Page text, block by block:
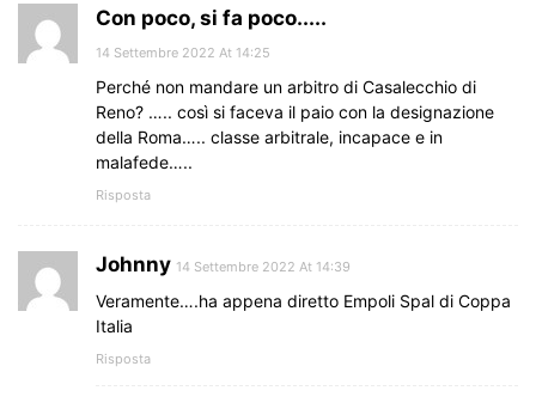
Con poco, si fa poco.....
14 Settembre 2022 At 14:25
Perché non mandare un arbitro di Casalecchio di
Reno? ….. così si faceva il paio con la designazione
della Roma….. classe arbitrale, incapace e in
malafede…..
Risposta
Johnny 14 Settembre 2022 At 14:39
Veramente….ha appena diretto Empoli Spal di Coppa
Italia
Risposta